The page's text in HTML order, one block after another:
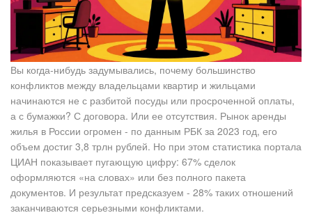
Вы когда-нибудь задумывались, почему большинство
конфликтов между владельцами квартир и жильцами
начинаются не с разбитой посуды или просроченной оплаты,
а с бумажки? С договора. Или ее отсутствия. Рынок аренды
жилья в России огромен - по данным РБК за 2023 год, его
объем достиг 3,8 трлн рублей. Но при этом статистика портала
ЦИАН показывает пугающую цифру: 67% сделок
оформляются «на словах» или без полного пакета
документов. И результат предсказуем - 28% таких отношений
заканчиваются серьезными конфликтами.